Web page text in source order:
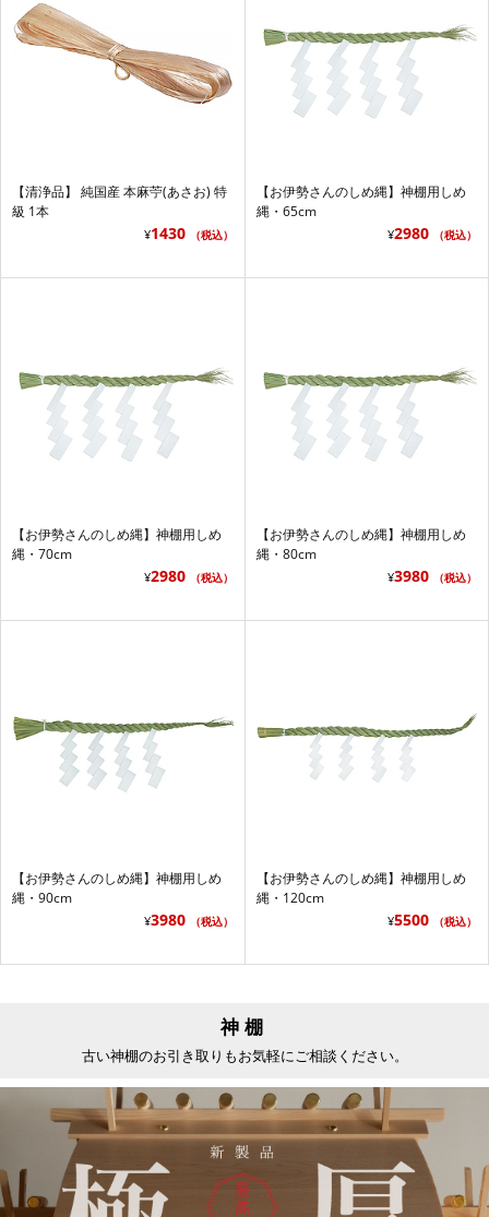
【清浄品】 純国産 本麻苧(あさお) 特
級 1本
¥1430 （税込）
【お伊勢さんのしめ縄】神棚用しめ
縄・65cm
¥2980 （税込）
【お伊勢さんのしめ縄】神棚用しめ
縄・70cm
¥2980 （税込）
【お伊勢さんのしめ縄】神棚用しめ
縄・80cm
¥3980 （税込）
【お伊勢さんのしめ縄】神棚用しめ
縄・90cm
¥3980 （税込）
【お伊勢さんのしめ縄】神棚用しめ
縄・120cm
¥5500 （税込）
神棚
古い神棚のお引き取りもお気軽にご相談ください。